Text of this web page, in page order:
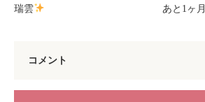
瑞雲 あと1ヶ月
コメント